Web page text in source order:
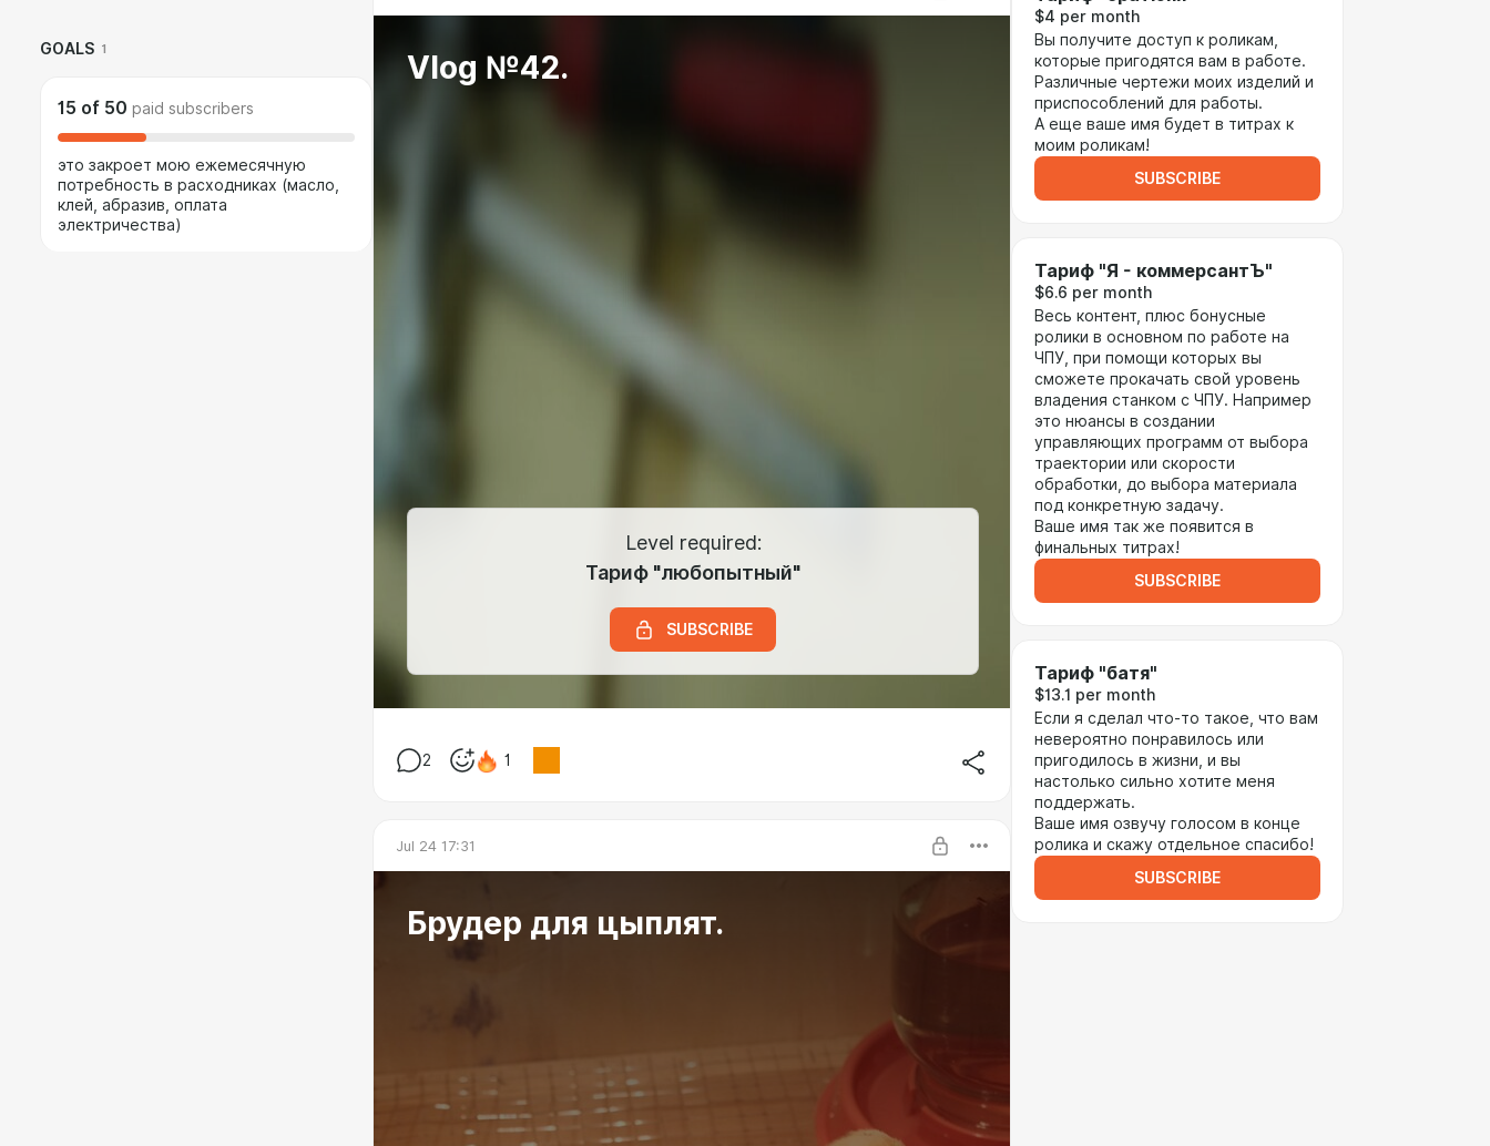
GOALS 1
15 of 50 paid subscribers
это закроет мою ежемесячную
потребность в расходниках (масло,
клей, абразив, оплата
электричества)
Vlog №42.
Level required:
Тариф "любопытный"
SUBSCRIBE
2 1
Jul 24 17:31
Брудер для цыплят.
$4 per month
Вы получите доступ к роликам,
которые пригодятся вам в работе.
Различные чертежи моих изделий и
приспособлений для работы.
А еще ваше имя будет в титрах к
моим роликам!
SUBSCRIBE
Тариф "Я - коммерсантЪ"
$6.6 per month
Весь контент, плюс бонусные
ролики в основном по работе на
ЧПУ, при помощи которых вы
сможете прокачать свой уровень
владения станком с ЧПУ. Например
это нюансы в создании
управляющих программ от выбора
траектории или скорости
обработки, до выбора материала
под конкретную задачу.
Ваше имя так же появится в
финальных титрах!
SUBSCRIBE
Тариф "батя"
$13.1 per month
Если я сделал что-то такое, что вам
невероятно понравилось или
пригодилось в жизни, и вы
настолько сильно хотите меня
поддержать.
Ваше имя озвучу голосом в конце
ролика и скажу отдельное спасибо!
SUBSCRIBE